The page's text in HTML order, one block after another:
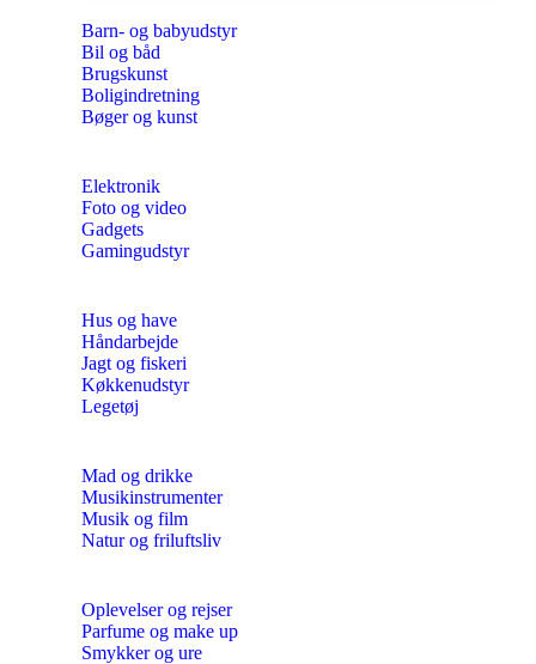
Barn- og babyudstyr
Bil og båd
Brugskunst
Boligindretning
Bøger og kunst
Elektronik
Foto og video
Gadgets
Gamingudstyr
Hus og have
Håndarbejde
Jagt og fiskeri
Køkkenudstyr
Legetøj
Mad og drikke
Musikinstrumenter
Musik og film
Natur og friluftsliv
Oplevelser og rejser
Parfume og make up
Smykker og ure